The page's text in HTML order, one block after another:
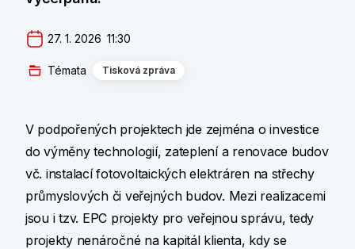
27. 1. 2026  11:30
Témata Tisková zpráva
V podpořených projektech jde zejména o investice
do výměny technologií, zateplení a renovace budov
vč. instalací fotovoltaických elektráren na střechy
průmyslových či veřejných budov. Mezi realizacemi
jsou i tzv. EPC projekty pro veřejnou správu, tedy
projekty nenáročné na kapitál klienta, kdy se